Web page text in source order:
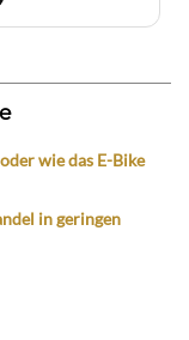
wie das E-Bike
in geringen